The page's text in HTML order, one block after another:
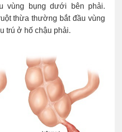
vùng bụng dưới bên phải.
thừa thường bắt đầu vùng
trú ở hố chậu phải.